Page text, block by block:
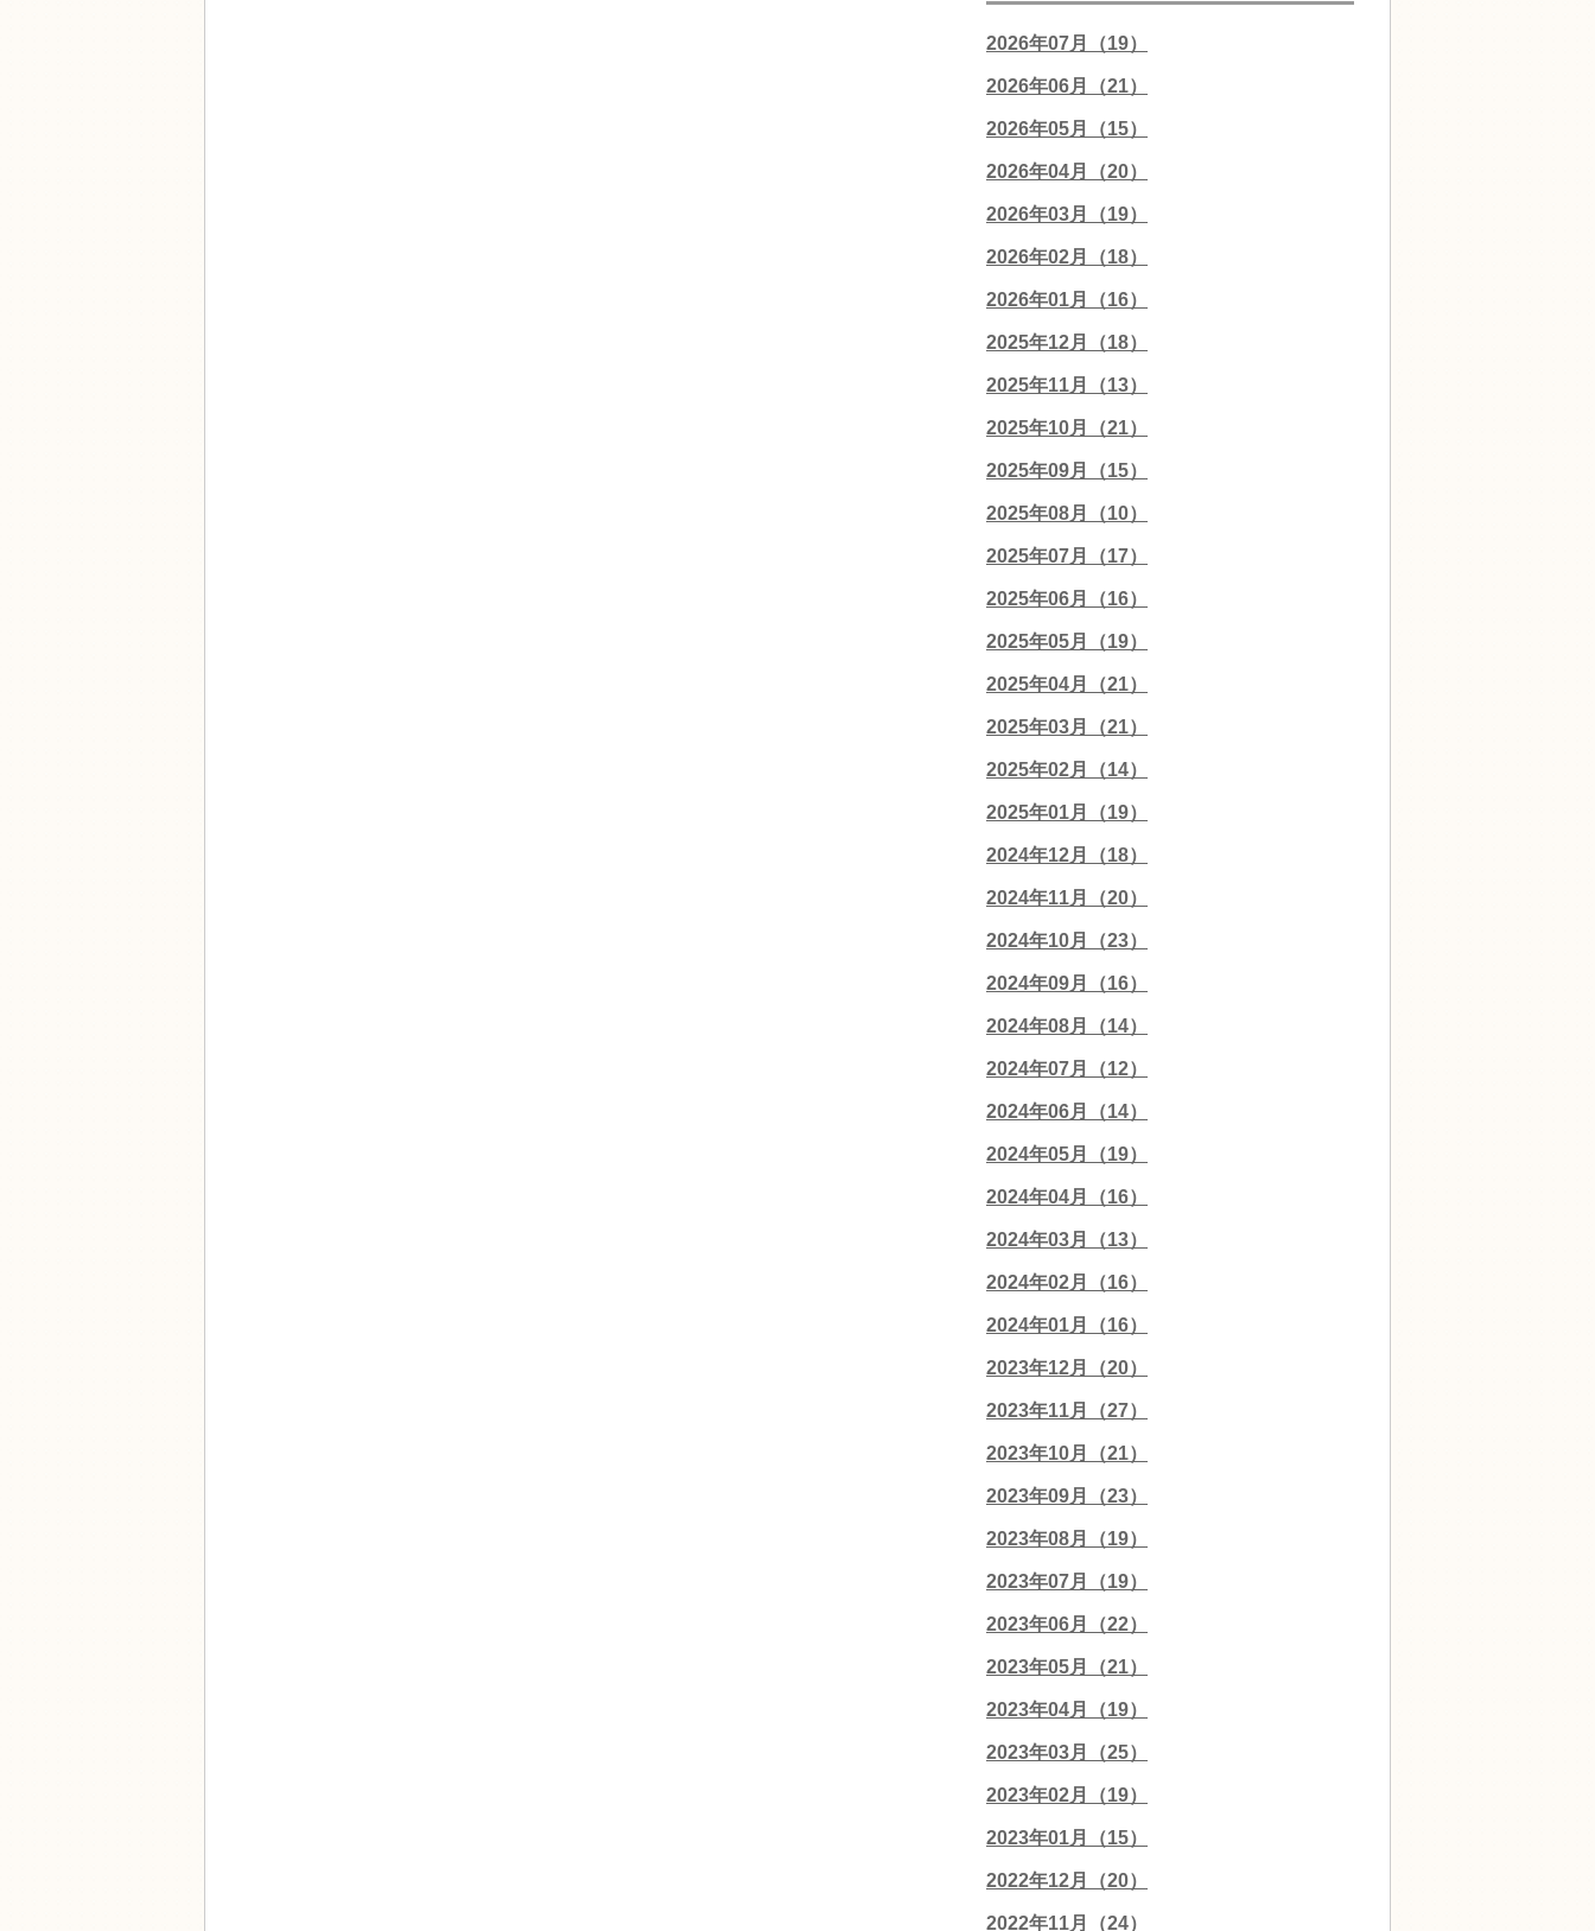
2026年07月（19）
2026年06月（21）
2026年05月（15）
2026年04月（20）
2026年03月（19）
2026年02月（18）
2026年01月（16）
2025年12月（18）
2025年11月（13）
2025年10月（21）
2025年09月（15）
2025年08月（10）
2025年07月（17）
2025年06月（16）
2025年05月（19）
2025年04月（21）
2025年03月（21）
2025年02月（14）
2025年01月（19）
2024年12月（18）
2024年11月（20）
2024年10月（23）
2024年09月（16）
2024年08月（14）
2024年07月（12）
2024年06月（14）
2024年05月（19）
2024年04月（16）
2024年03月（13）
2024年02月（16）
2024年01月（16）
2023年12月（20）
2023年11月（27）
2023年10月（21）
2023年09月（23）
2023年08月（19）
2023年07月（19）
2023年06月（22）
2023年05月（21）
2023年04月（19）
2023年03月（25）
2023年02月（19）
2023年01月（15）
2022年12月（20）
2022年11月（24）